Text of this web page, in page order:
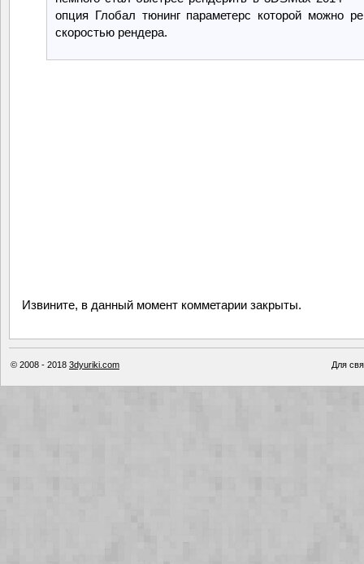
опция Глобал тюнинг параметерс которой можно
скоростью рендера.
Извините, в данный момент комметарии закрыты.
© 2008 - 2018 3dyuriki.com Для